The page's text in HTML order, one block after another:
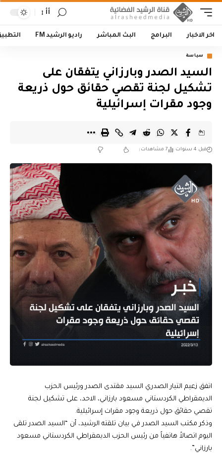
أأ
اخر الاخبار البرامج البث المباشر راديو الرشيد FM
سياسة
السيد الصدر وبارزاني يتفقان على
تشكيل لجنة تقصي حقائق حول ذريعة
وجود مقرات إسرائيلية
قبل 4 سنوات 7 مشاهدات
اتفق زعيم التيار الصدري السيد مقتدى الصدر ورئيس الحزب
الديمقراطي الكردستاني مسعود بارزاني، الاحد، على تشكيل لجنة
تقصي حقائق حول ذريعة وجود مقرات إسرائيلية.
وذكر مكتب السيد الصدر في بيان تلقته الرشيد، أن “السيد الصدر تلقى
اليوم اتصالاً هاتفياً من رئيس الحزب الديمقراطي الكردستاني مسعود
بارزاني”.